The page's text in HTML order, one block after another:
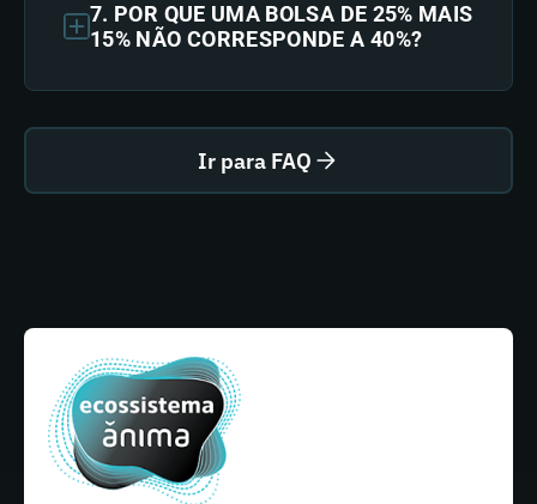
7. POR QUE UMA BOLSA DE 25% MAIS
15% NÃO CORRESPONDE A 40%?
Ir para FAQ